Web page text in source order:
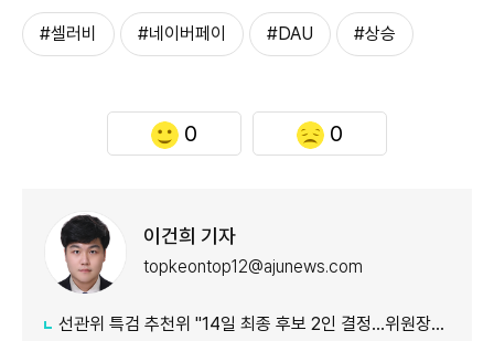
#셀러비 #네이버페이 #DAU #상승
0 0
이건희 기자
topkeontop12@ajunews.com
선관위 특검 추천위 "14일 최종 후보 2인 결정…위원장에 김용관"